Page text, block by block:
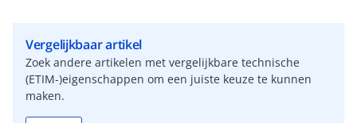
Vergelijkbaar artikel
Zoek andere artikelen met vergelijkbare technische
(ETIM-)eigenschappen om een juiste keuze te kunnen
maken.